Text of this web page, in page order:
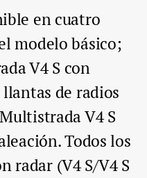
en cuatro
modelo básico;
V4 S con
de radios
V4 S
Todos los
radar (V4 S/V4 S